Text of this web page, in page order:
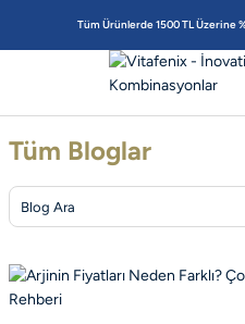
Tüm Ürünlerde 1500 TL Üzerine
Tüm Bloglar